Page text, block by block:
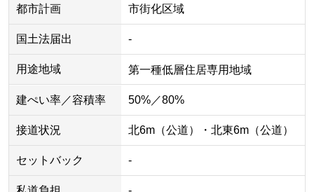
都市計画 市街化区域
国土法届出 -
用途地域 第一種低層住居専用地域
建ぺい率／容積率 50%／80%
接道状況 北6m（公道）・北東6m（公道）
セットバック -